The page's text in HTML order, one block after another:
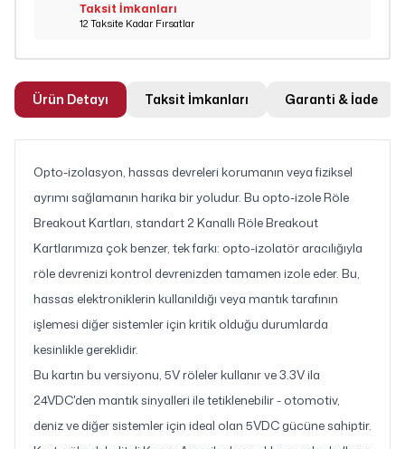
Taksit İmkanları
12 Taksite Kadar Fırsatlar
Ürün Detayı Taksit İmkanları Garanti & İade
Opto-izolasyon, hassas devreleri korumanın veya fiziksel
ayrımı sağlamanın harika bir yoludur. Bu opto-izole Röle
Breakout Kartları, standart 2 Kanallı Röle Breakout
Kartlarımıza çok benzer, tek farkı: opto-izolatör aracılığıyla
röle devrenizi kontrol devrenizden tamamen izole eder. Bu,
hassas elektroniklerin kullanıldığı veya mantık tarafının
işlemesi diğer sistemler için kritik olduğu durumlarda
kesinlikle gereklidir.
Bu kartın bu versiyonu, 5V röleler kullanır ve 3.3V ila
24VDC'den mantık sinyalleri ile tetiklenebilir - otomotiv,
deniz ve diğer sistemler için ideal olan 5VDC gücüne sahiptir.